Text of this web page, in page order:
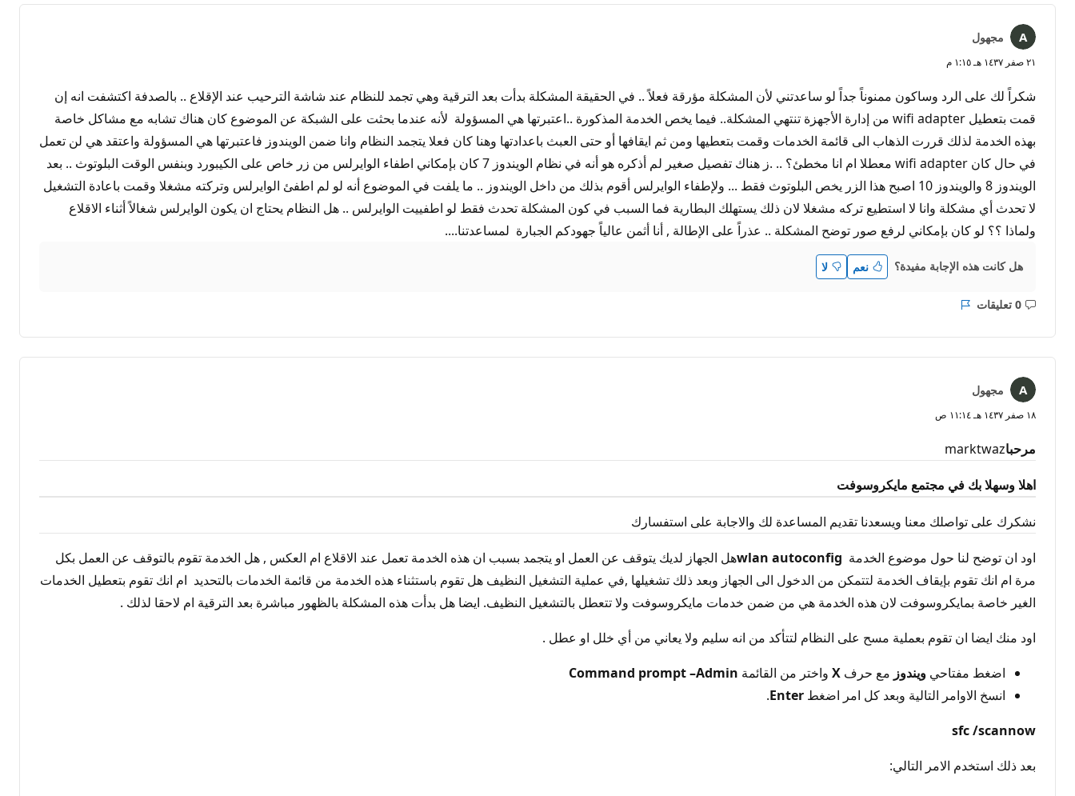
مجهول
٢١ صفر ١٤٣٧ هـ ١:١٥ م
شكراً لك على الرد وساكون ممنوناً جداً لو ساعدتني لأن المشكلة مؤرقة فعلاً .. في الحقيقة المشكلة بدأت بعد الترقية وهي تجمد للنظام عند شاشة الترحيب عند الإقلاع .. بالصدفة اكتشفت انه إن
قمت بتعطيل wifi adapter من إدارة الأجهزة تنتهي المشكلة.. فيما يخص الخدمة المذكورة ..اعتبرتها هي المسؤولة لأنه عندما بحثت على الشبكة عن الموضوع كان هناك تشابه مع مشاكل خاصة
بهذه الخدمة لذلك قررت الذهاب الى قائمة الخدمات وقمت بتعطيها ومن ثم ايقافها أو حتى العبث باعدادتها وهنا كان فعلا يتجمد النظام وانا ضمن الويندوز فاعتبرتها هي المسؤولة واعتقد هي لن تعمل
في حال كان wifi adapter معطلا ام انا مخطئ؟ .. .ز هناك تفصيل صغير لم أذكره هو أنه في نظام الويندوز 7 كان بإمكاني اطفاء الوايرلس من زر خاص على الكيبورد وبنفس الوقت البلوتوث .. بعد
الويندوز 8 والويندوز 10 اصبح هذا الزر يخص البلوتوث فقط ... ولإطفاء الوايرلس أقوم بذلك من داخل الويندوز .. ما يلفت في الموضوع أنه لو لم اطفئ الوايرلس وتركته مشغلا وقمت باعادة التشغيل
لا تحدث أي مشكلة وانا لا استطيع تركه مشغلا لان ذلك يستهلك البطارية فما السبب في كون المشكلة تحدث فقط لو اطفييت الوايرلس .. هل النظام يحتاج ان يكون الوايرلس شغالاً أثناء الاقلاع
ولماذا ؟؟ لو كان بإمكاني لرفع صور توضح المشكلة .. عذراً على الإطالة , أنا أثمن عالياً جهودكم الجبارة لمساعدتنا....
هل كانت هذه الإجابة مفيدة؟ نعم لا
0 تعليقات ليست
التقرير
مجهول
١٨ صفر ١٤٣٧ هـ ١١:١٤ ص
مرحباmarktwaz
اهلا وسهلا بك في مجتمع مايكروسوفت
نشكرك على تواصلك معنا ويسعدنا تقديم المساعدة لك والاجابة على استفسارك
اود ان توضح لنا حول موضوع الخدمة wlan autoconfigهل الجهاز لديك يتوقف عن العمل او يتجمد بسبب ان هذه الخدمة تعمل عند الاقلاع ام العكس , هل الخدمة تقوم بالتوقف عن العمل بكل
مرة ام انك تقوم بإيقاف الخدمة لتتمكن من الدخول الى الجهاز وبعد ذلك تشغيلها ,في عملية التشغيل النظيف هل تقوم باستثناء هذه الخدمة من قائمة الخدمات بالتحديد ام انك تقوم بتعطيل الخدمات
الغير خاصة بمايكروسوفت لان هذه الخدمة هي من ضمن خدمات مايكروسوفت ولا تتعطل بالتشغيل النظيف. ايضا هل بدأت هذه المشكلة بالظهور مباشرة بعد الترقية ام لاحقا لذلك .
اود منك ايضا ان تقوم بعملية مسح على النظام لتتأكد من انه سليم ولا يعاني من أي خلل او عطل .
اضغط مفتاحي ويندوز مع حرف X واختر من القائمة Command prompt –Admin
انسخ الاوامر التالية وبعد كل امر اضغط Enter
.
sfc /scannow
بعد ذلك استخدم الامر التالي: